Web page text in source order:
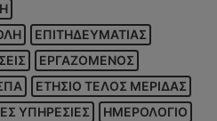
ΕΠΙΤΗΔΕΥΜΑΤΙΑΣ
ΕΡΓΑΖΟΜΕΝΟΣ
ΕΤΗΣΙΟ ΤΕΛΟΣ ΜΕΡΙΔΑΣ
ΥΠΗΡΕΣΙΕΣ
ΗΜΕΡΟΛΟΓΙΟ